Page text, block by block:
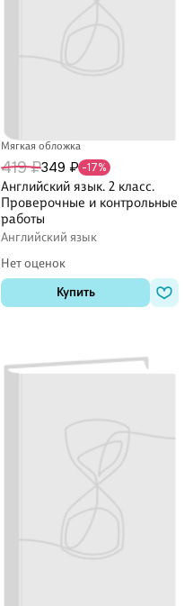
Мягкая обложка
419 ₽349 ₽ -17%
Английский язык. 2 класс.
Проверочные и контрольные
работы
Английский язык
Нет оценок
Купить